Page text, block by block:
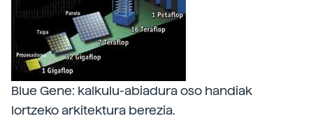
Blue Gene: kalkulu-abiadura oso handiak
lortzeko arkitektura berezia.